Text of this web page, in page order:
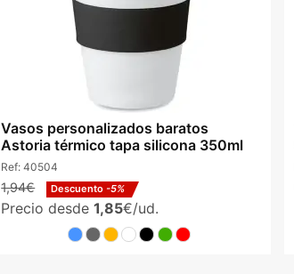
Vasos personalizados baratos
Astoria térmico tapa silicona 350ml
Ref:40504
1,94€ Descuento -5%
Precio desde1,85€/ud.